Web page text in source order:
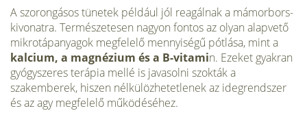
A szorongásos tünetek például jól reagálnak a mámorbors-
kivonatra. Természetesen nagyon fontos az olyan alapvető
mikrotápanyagok megfelelő mennyiségű pótlása, mint a
kalcium, a magnézium és a B-vitamin. Ezeket gyakran
gyógyszeres terápia mellé is javasolni szokták a
szakemberek, hiszen nélkülözhetetlenek az idegrendszer
és az agy megfelelő működéséhez.